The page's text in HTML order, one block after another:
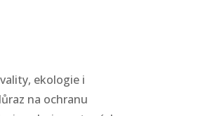
ekologie i
na ochranu